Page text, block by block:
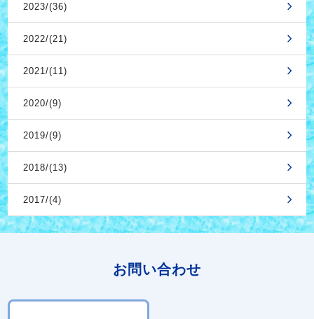
2023/(36)
2022/(21)
2021/(11)
2020/(9)
2019/(9)
2018/(13)
2017/(4)
お問い合わせ